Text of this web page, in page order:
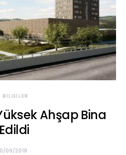
BILGILER
Ahşap Bina
09/2018